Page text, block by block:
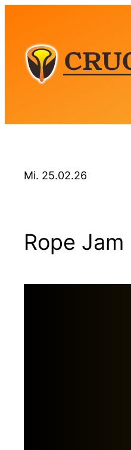
springen
Mi. 25.02.26
Rope Jam